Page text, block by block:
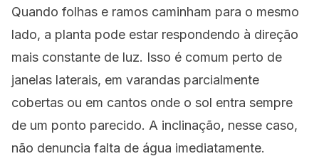
Quando folhas e ramos caminham para o mesmo
lado, a planta pode estar respondendo à direção
mais constante de luz. Isso é comum perto de
janelas laterais, em varandas parcialmente
cobertas ou em cantos onde o sol entra sempre
de um ponto parecido. A inclinação, nesse caso,
não denuncia falta de água imediatamente.